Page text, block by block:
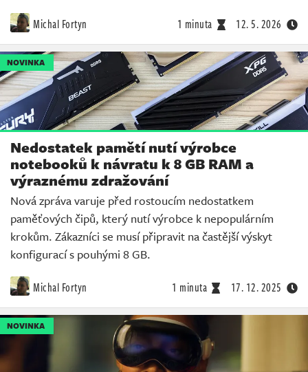
Michal Fortyn 1 minuta 12. 5. 2026
NOVINKA
Nedostatek pamětí nutí výrobce
notebooků k návratu k 8 GB RAM a
výraznému zdražování
Nová zpráva varuje před rostoucím nedostatkem
paměťových čipů, který nutí výrobce k nepopulárním
krokům. Zákazníci se musí připravit na častější výskyt
konfigurací s pouhými 8 GB.
Michal Fortyn 1 minuta 17. 12. 2025
NOVINKA